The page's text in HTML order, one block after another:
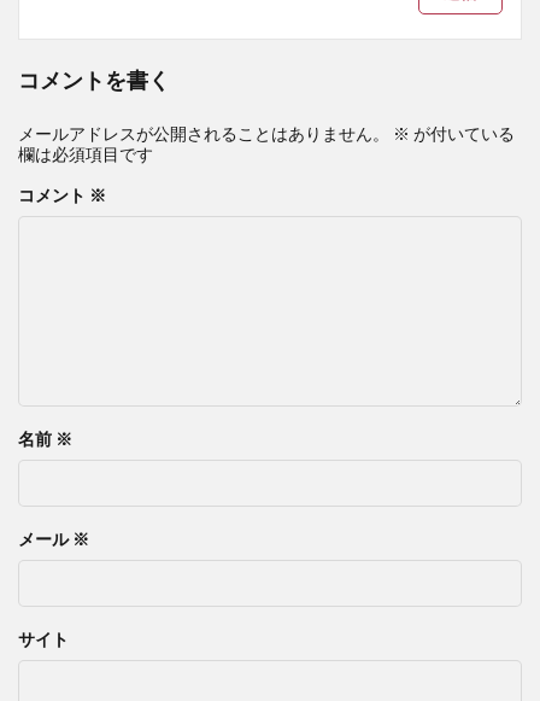
コメントを書く
メールアドレスが公開されることはありません。 ※ が付いている
欄は必須項目です
コメント ※
名前 ※
メール ※
サイト